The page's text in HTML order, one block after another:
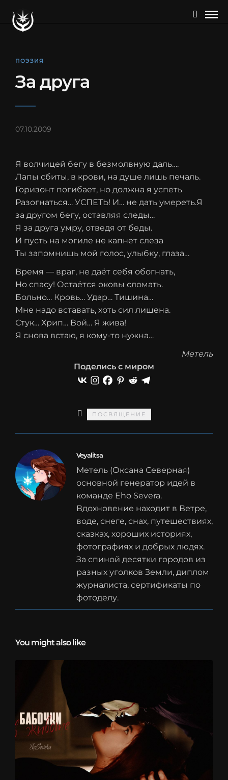
ПОЭЗИЯ
За друга
07.10.2009
Я волчицей бегу в безмолвную даль….
Лапы сбиты, в крови, на душе лишь печаль.
Горизонт погибает, но должна я успеть
Разогнаться… УСПЕТЬ! И… не дать умереть.Я
за другом бегу, оставляя следы…
Я за друга умру, отведя от беды.
И пусть на могиле не капнет слеза
Ты запомнишь мой голос, улыбку, глаза…
Время — враг, не даёт себя обогнать,
Но спасу! Остаётся оковы сломать.
Больно… Кровь… Удар… Тишина…
Мне надо вставать, хоть сил лишена.
Стук… Хрип… Вой… Я жива!
Я снова встаю, я кому-то нужна…
Метель
Поделись с миром
ПОСВЯЩЕНИЕ
Veyalitsa
Метель (Оксана Северная)
основной генератор идей в
команде Eho Severa.
Вдохновение находит в Ветре,
воде, снеге, снах, путешествиях,
сказках, хороших историях,
фотографиях и добрых людях.
За спиной десятки городов из
разных уголков Земли, диплом
журналиста, сертификаты по
фотоделу.
You might also like